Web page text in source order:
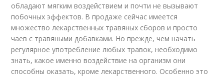
обладают мягким воздействием и почти не вызывают
побочных эффектов. В продаже сейчас имеется
множество лекарственных травяных сборов и просто
чаев с травяными добавками. Но прежде, чем начать
регулярное употребление любых травок, необходимо
знать, какое именно воздействие на организм они
способны оказать, кроме лекарственного. Особенно это